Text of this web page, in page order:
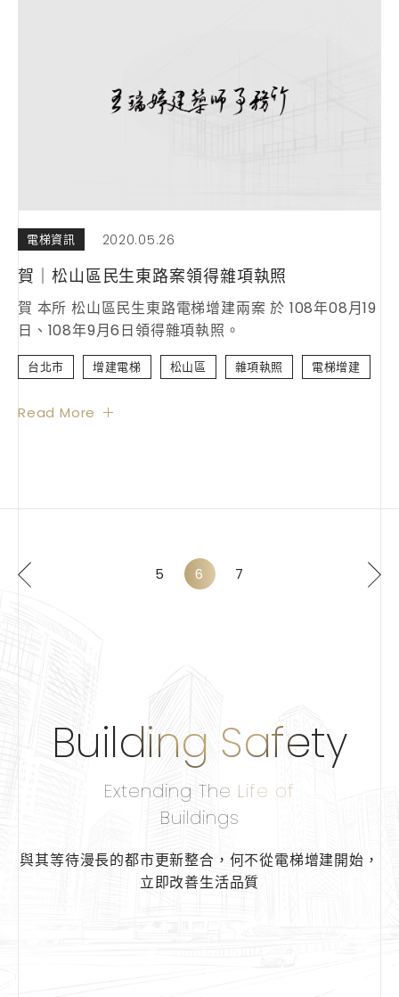
電梯資訊 2020.05.26
賀｜松山區民生東路案領得雜項執照
賀 本所 松山區民生東路電梯增建兩案 於 108年08月19
日、108年9月6日領得雜項執照。
台北市 增建電梯 松山區 雜項執照 電梯增建
5 6 7
Building Safety
Extending The Life of
Buildings
與其等待漫長的都市更新整合， 何不從電梯增建開始，
立即改善生活品質